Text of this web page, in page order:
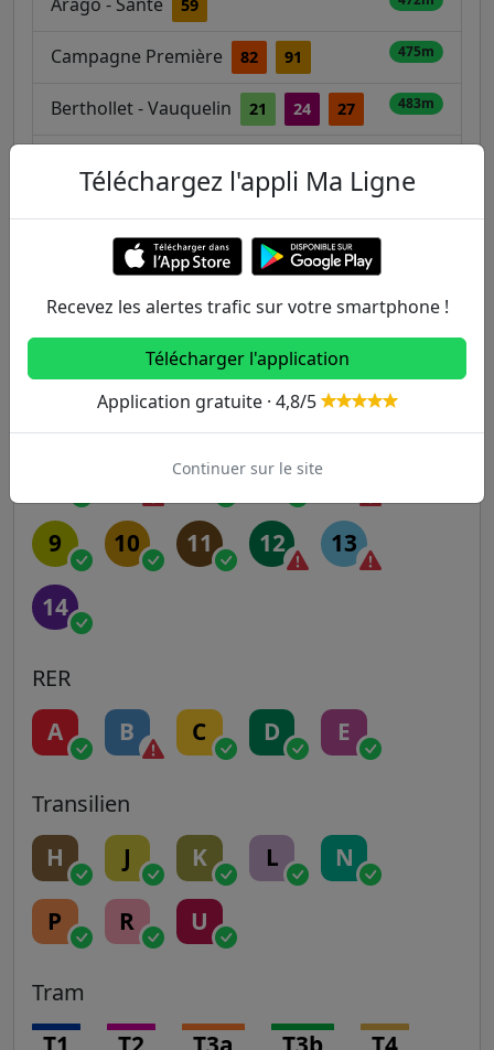
59
Campagne Première 82 91 475m
Berthollet - Vauquelin 21 24 27 483m
Autres lignes
2 3 3B 4
7 7B
9 10 11 12 13
14
RER
A B C D E
Transilien
H J K L N
P R U
Tram
Téléchargez l'appli Ma Ligne
Recevez les alertes trafic sur votre smartphone !
Télécharger l'application
Application gratuite · 4,8/5
Continuer sur le site